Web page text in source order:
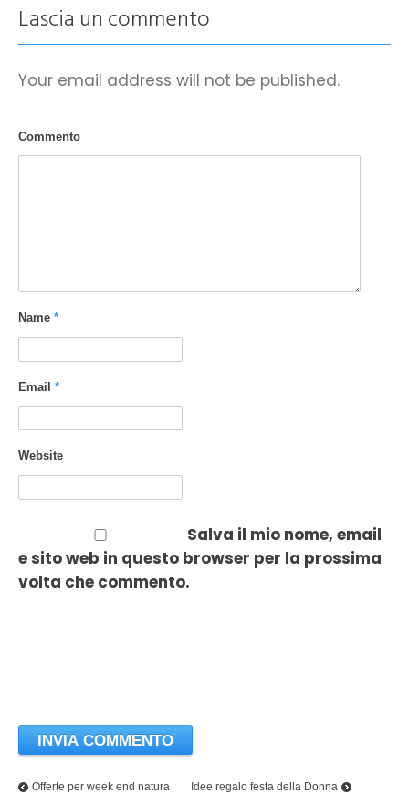
Lascia un commento
Your email address will not be published.
Commento
Name *
Email *
Website
Salva il mio nome, email
e sito web in questo browser per la prossima
volta che commento.
Offerte per week end natura Idee regalo festa della Donna